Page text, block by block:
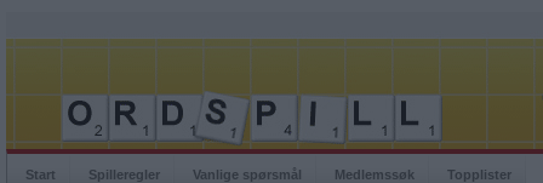
Start Spilleregler Vanlige spørsmål Medlemssøk Topplister